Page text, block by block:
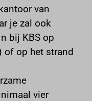
van
je zal ook
bij KBS op
of op het strand
vier